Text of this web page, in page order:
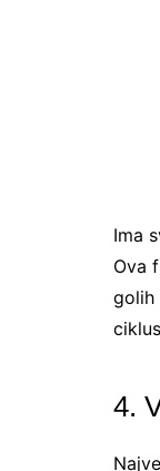
Ima
Ova
golih
4.